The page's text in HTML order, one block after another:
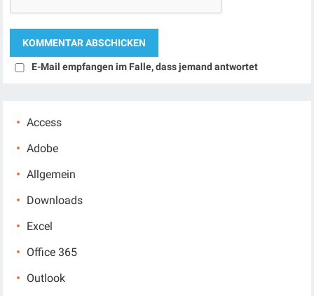
E-Mail empfangen im Falle, dass jemand antwortet
Access
Adobe
Allgemein
Downloads
Excel
Office 365
Outlook